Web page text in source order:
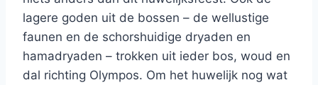
lagere goden uit de bossen – de wellustige
faunen en de schorshuidige dryaden en
hamadryaden – trokken uit ieder bos, woud en
dal richting Olympos. Om het huwelijk nog wat